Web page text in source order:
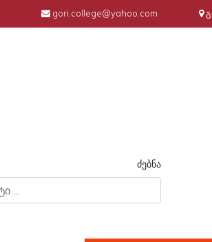
gori.college@yahoo.com
ძებნა